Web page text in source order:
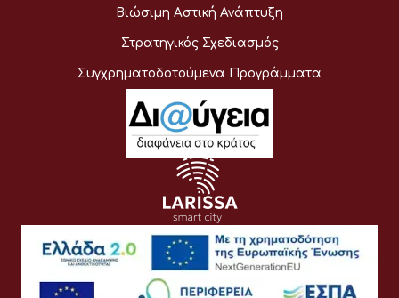
Βιώσιμη Αστική Ανάπτυξη
Στρατηγικός Σχεδιασμός
Συγχρηματοδοτούμενα Προγράμματα